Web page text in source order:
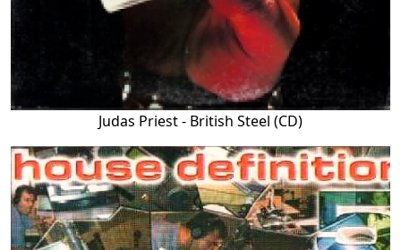
Judas Priest - British Steel (CD)